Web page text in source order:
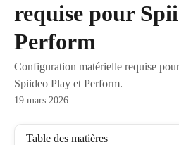
requise pour
Perform
Configuration matérielle requise
Spiideo Play et Perform.
19 mars 2026
Table des matières